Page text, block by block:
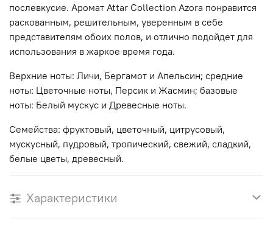
послевкусие. Аромат Attar Collection Azora понравится
раскованным, решительным, уверенным в себе
представителям обоих полов, и отлично подойдет для
использования в жаркое время года.
Верхние ноты: Личи, Бергамот и Апельсин; средние
ноты: Цветочные ноты, Персик и Жасмин; базовые
ноты: Белый мускус и Древесные ноты.
Семейства: фруктовый, цветочный, цитрусовый,
мускусный, пудровый, тропический, свежий, сладкий,
белые цветы, древесный.
Характеристики